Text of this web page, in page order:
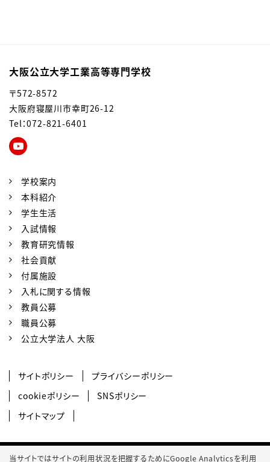
当サイトではサイトの利用状況を把握するためにGoogle Analyticsを利用
大阪公立大学工業高等専門学校
〒572-8572
大阪府寝屋川市幸町26-12
Tel：072-821-6401
学校案内
本科紹介
学生生活
入試情報
教育研究情報
社会貢献
付属施設
入札に関する情報
教員公募
職員公募
公立大学法人 大阪
サイトポリシー
プライバシーポリシー
cookieポリシー
SNSポリシー
サイトマップ
© 2022 Osaka Metropolitan University College of Technology.